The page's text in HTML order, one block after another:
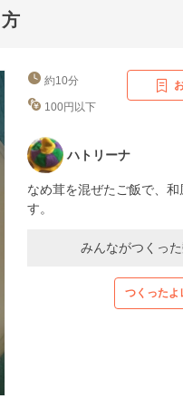
約10分
100円以下
ハトリーナ
なめ茸を混ぜたご飯で、
す。
みんながつくっ
つくったよ